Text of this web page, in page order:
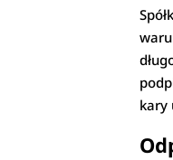
kary